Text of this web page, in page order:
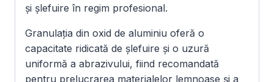
și șlefuire în regim profesional.
Granulația din oxid de aluminiu oferă o
capacitate ridicată de șlefuire și o uzură
uniformă a abrazivului, fiind recomandată
pentru prelucrarea materialelor lemnoase și a